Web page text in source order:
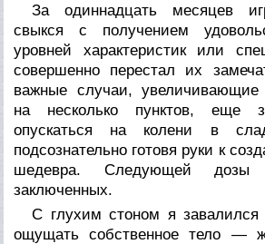
За одиннадцать месяцев
свыкся с получением
уровней характеристик или
совершенно перестал их
важные случаи,
на несколько пунктов, еще
опускаться на колени в
подсознательно готовя руки к
шедевра. Следующей дозы
заключенных.
С глухим стоном я завалился
ощущать собственное тело —